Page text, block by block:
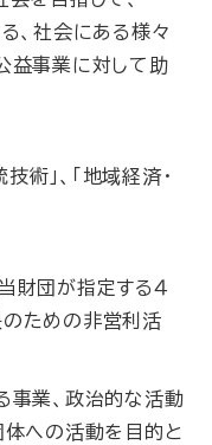
、社会にある様々
益事業に対して助
技術」、「地域経済・
財団が指定する４
ための非営利活
事業、政治的な活動
体への活動を目的と